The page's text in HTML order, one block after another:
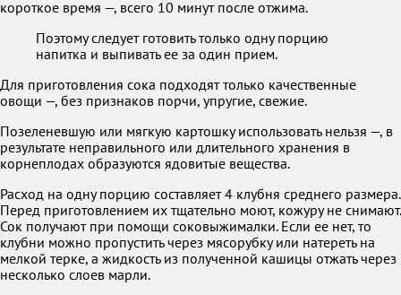
короткое время —, всего 10 минут после отжима.
Поэтому следует готовить только одну порцию
напитка и выпивать ее за один прием.
Для приготовления сока подходят только качественные
овощи —, без признаков порчи, упругие, свежие.
Позеленевшую или мягкую картошку использовать нельзя —, в
результате неправильного или длительного хранения в
корнеплодах образуются ядовитые вещества.
Расход на одну порцию составляет 4 клубня среднего размера.
Перед приготовлением их тщательно моют, кожуру не снимают.
Сок получают при помощи соковыжималки. Если ее нет, то
клубни можно пропустить через мясорубку или натереть на
мелкой терке, а жидкость из полученной кашицы отжать через
несколько слоев марли.